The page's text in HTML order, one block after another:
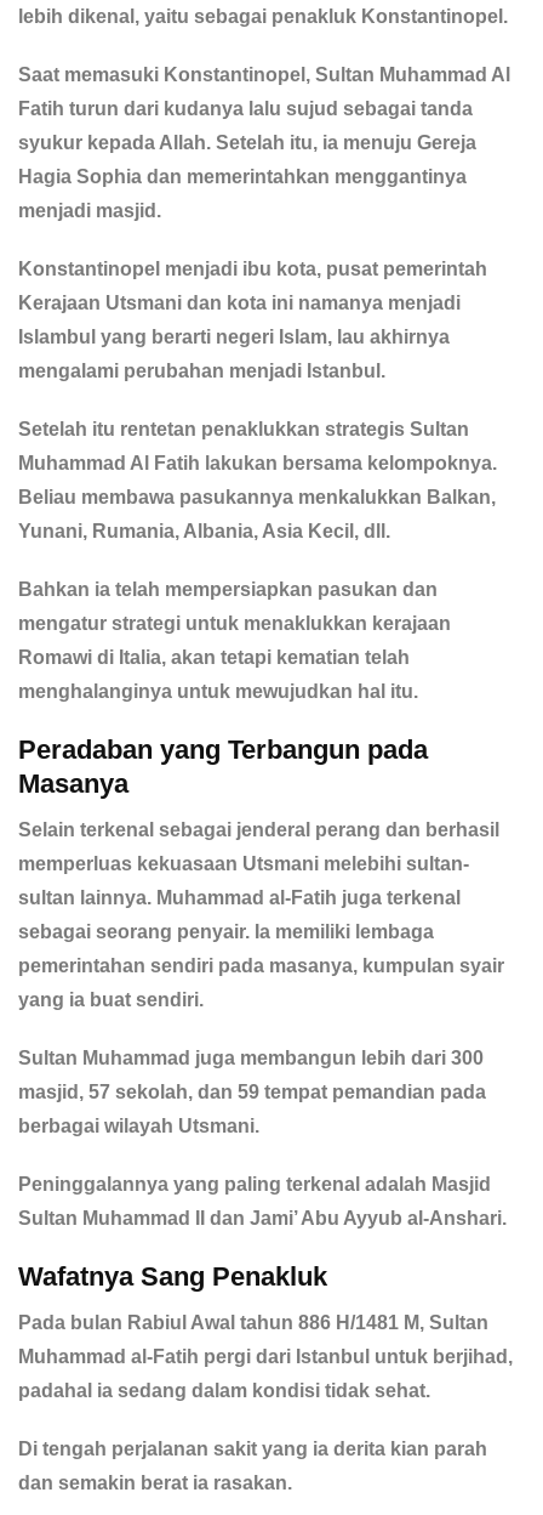
lebih dikenal, yaitu sebagai penakluk Konstantinopel.
Saat memasuki Konstantinopel, Sultan Muhammad Al
Fatih turun dari kudanya lalu sujud sebagai tanda
syukur kepada Allah. Setelah itu, ia menuju Gereja
Hagia Sophia dan memerintahkan menggantinya
menjadi masjid.
Konstantinopel menjadi ibu kota, pusat pemerintah
Kerajaan Utsmani dan kota ini namanya menjadi
Islambul yang berarti negeri Islam, lau akhirnya
mengalami perubahan menjadi Istanbul.
Setelah itu rentetan penaklukkan strategis Sultan
Muhammad Al Fatih lakukan bersama kelompoknya.
Beliau membawa pasukannya menkalukkan Balkan,
Yunani, Rumania, Albania, Asia Kecil, dll.
Bahkan ia telah mempersiapkan pasukan dan
mengatur strategi untuk menaklukkan kerajaan
Romawi di Italia, akan tetapi kematian telah
menghalanginya untuk mewujudkan hal itu.
Peradaban yang Terbangun pada
Masanya
Selain terkenal sebagai jenderal perang dan berhasil
memperluas kekuasaan Utsmani melebihi sultan-
sultan lainnya. Muhammad al-Fatih juga terkenal
sebagai seorang penyair. Ia memiliki lembaga
pemerintahan sendiri pada masanya, kumpulan syair
yang ia buat sendiri.
Sultan Muhammad juga membangun lebih dari 300
masjid, 57 sekolah, dan 59 tempat pemandian pada
berbagai wilayah Utsmani.
Peninggalannya yang paling terkenal adalah Masjid
Sultan Muhammad II dan Jami’ Abu Ayyub al-Anshari.
Wafatnya Sang Penakluk
Pada bulan Rabiul Awal tahun 886 H/1481 M, Sultan
Muhammad al-Fatih pergi dari Istanbul untuk berjihad,
padahal ia sedang dalam kondisi tidak sehat.
Di tengah perjalanan sakit yang ia derita kian parah
dan semakin berat ia rasakan.